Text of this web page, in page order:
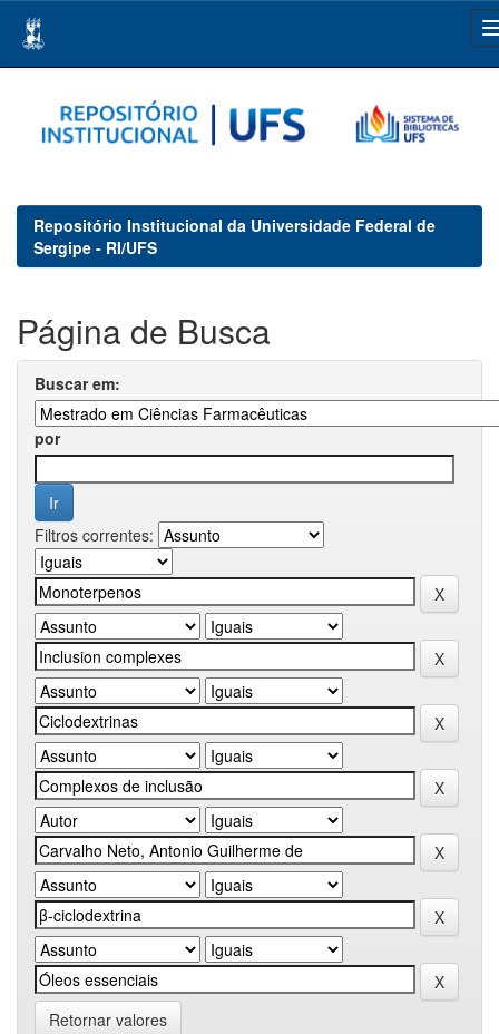
navigation
Repositório Institucional da Universidade Federal de
Sergipe - RI/UFS
Página de Busca
Buscar em:
por
Filtros correntes:
Retornar valores